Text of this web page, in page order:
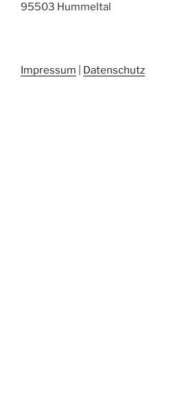
95503 Hummeltal
Impressum Datenschutz